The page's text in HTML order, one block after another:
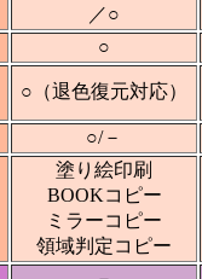
／○
○
○（退色復元対応）
○/－
塗り絵印刷
BOOKコピー
ミラーコピー
領域判定コピー